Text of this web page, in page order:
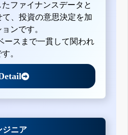
ファイナンスデータと
、投資の意思決定を加
ンです。
ースまで一貫して関われ
。
ジニア